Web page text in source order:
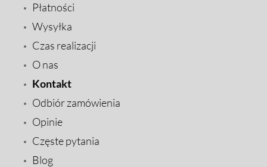
Płatności
Wysyłka
Czas realizacji
O nas
Kontakt
Odbiór zamówienia
Opinie
Częste pytania
Blog